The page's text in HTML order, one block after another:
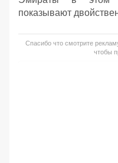
показывают
Спасибо что смотрите
чтобы